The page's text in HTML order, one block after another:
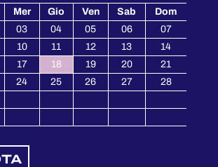
Mer Gio Ven Sab
Dom
03 04 05 06
07
10 11 12 13
14
17 18 19 20
21
24 25 26 27
28